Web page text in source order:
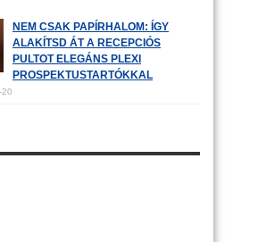
NEM CSAK PAPÍRHALOM: ÍGY
ALAKÍTSD ÁT A RECEPCIÓS
PULTOT ELEGÁNS PLEXI
PROSPEKTUSTARTÓKKAL